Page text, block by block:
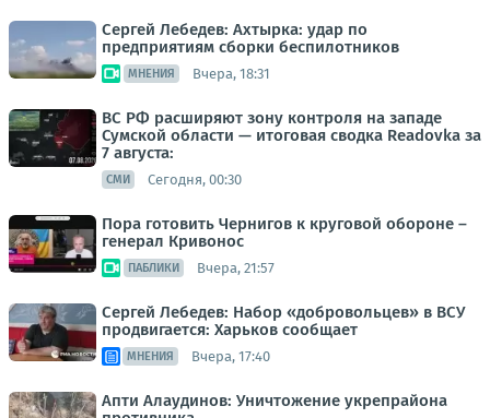
Сергей Лебедев: Ахтырка: удар по
предприятиям сборки беспилотников
МНЕНИЯ Вчера, 18:31
ВС РФ расширяют зону контроля на западе
Сумской области — итоговая сводка Readovka за
7 августа:
СМИ Сегодня, 00:30
Пора готовить Чернигов к круговой обороне –
генерал Кривонос
ПАБЛИКИ Вчера, 21:57
Сергей Лебедев: Набор «добровольцев» в ВСУ
продвигается: Харьков сообщает
МНЕНИЯ Вчера, 17:40
Апти Алаудинов: Уничтожение укрепрайона